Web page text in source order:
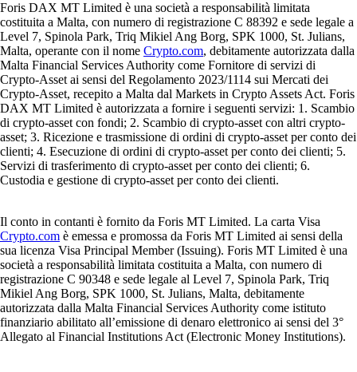
Foris DAX MT Limited è una società a responsabilità limitata
costituita a Malta, con numero di registrazione C 88392 e sede legale a
Level 7, Spinola Park, Triq Mikiel Ang Borg, SPK 1000, St. Julians,
Malta, operante con il nome Crypto.com, debitamente autorizzata dalla
Malta Financial Services Authority come Fornitore di servizi di
Crypto-Asset ai sensi del Regolamento 2023/1114 sui Mercati dei
Crypto-Asset, recepito a Malta dal Markets in Crypto Assets Act. Foris
DAX MT Limited è autorizzata a fornire i seguenti servizi: 1. Scambio
di crypto-asset con fondi; 2. Scambio di crypto-asset con altri crypto-
asset; 3. Ricezione e trasmissione di ordini di crypto-asset per conto dei
clienti; 4. Esecuzione di ordini di crypto-asset per conto dei clienti; 5.
Servizi di trasferimento di crypto-asset per conto dei clienti; 6.
Custodia e gestione di crypto-asset per conto dei clienti.
Il conto in contanti è fornito da Foris MT Limited. La carta Visa
Crypto.com è emessa e promossa da Foris MT Limited ai sensi della
sua licenza Visa Principal Member (Issuing). Foris MT Limited è una
società a responsabilità limitata costituita a Malta, con numero di
registrazione C 90348 e sede legale al Level 7, Spinola Park, Triq
Mikiel Ang Borg, SPK 1000, St. Julians, Malta, debitamente
autorizzata dalla Malta Financial Services Authority come istituto
finanziario abilitato all’emissione di denaro elettronico ai sensi del 3°
Allegato al Financial Institutions Act (Electronic Money Institutions).